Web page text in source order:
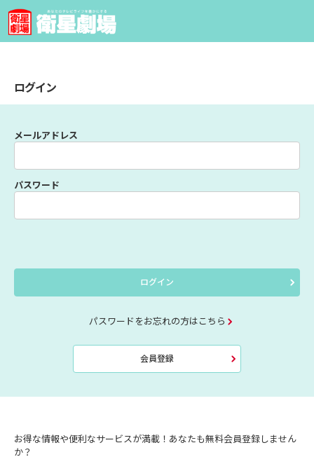
ログイン
メールアドレス
パスワード
ログイン
パスワードをお忘れの方はこちら
会員登録
お得な情報や便利なサービスが満載！あなたも無料会員登録しません
か？